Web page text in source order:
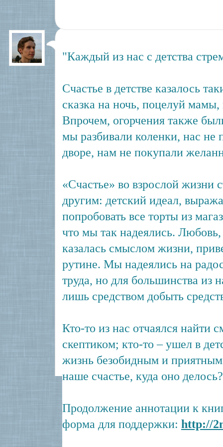
"Каждый из нас с детства
Счастье в детстве казалось
сказка на ночь, поцелуй
Впрочем, огорчения также
мы разбивали коленки, нас не
дворе, нам не покупали
«Счастье» во взрослой жизни
другим: детский идеал,
попробовать все торты из
что мы так надеялись. Любовь,
казалась смыслом жизни,
рутине. Мы надеялись на
труда, но для большинства из
лишь средством добыть
Кто-то из нас отчаялся найти
скептиком; кто-то – ушел в
жизнь безобидным и
наше счастье, куда оно
Продолжение аннотации к
форма для поддержки: http://